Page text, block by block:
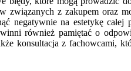
związanych z zakupem oraz
negatywnie na estetykę całej
również pamiętać o
konsultacja z fachowcami,